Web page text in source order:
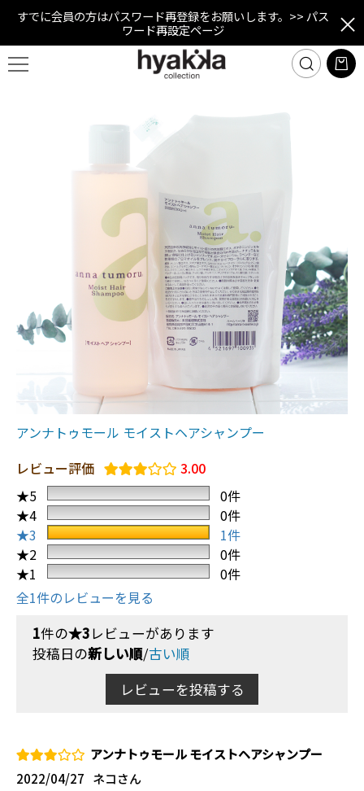
すでに会員の方はパスワード再登録をお願いします。 >> パス
ワード再設定ページ
アンナトゥモール モイストヘアシャンプー
レビュー評価
3.00
★5
0件
★4
0件
★3
1件
★2
0件
★1
0件
全1件のレビューを見る
1件の★3レビューがあります
投稿日の新しい順/古い順
レビューを投稿する
アンナトゥモール モイストヘアシャンプー
ネコさん
2022/04/27